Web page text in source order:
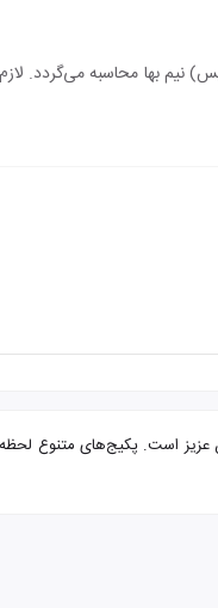
رایگان می‌باشد و بازه سنی برای اقامت کودک بین 3 الی 8 سال (همراه با
آماده پذیرایی از شما میهمانان عزیز است.